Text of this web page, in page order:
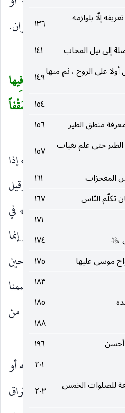
إلّا بلوازمه
١٣٦
إلى نيل المحاب
١٤١
أولا على الروح ، ثم منها١٤٩
١٥٤
منطق الطير
١٥٦
حتى علم بغياب
١٥٧
المعجزات
١٦١
تكلّم النّاس
١٦٧
١٧١
عليه‌السلام
١٧٤
موسى عليها
١٧٥
١٨٣
١٨٥
١٨٨
أحسن
١٩٦
٢٠١
للصلوات الخمس
٢٠٣
والشيء مخصوص بالحيوان.
أَنْ تَمِيدَ بِهِمْ وَجَعَلْنا فِيها
وَجَعَلْنَا السَّماءَ سَقْفاً
)(٣٢)
ثابتات من رسا الشيء إذا
أن تميل بهم وتضطرب ، وقيل
الإلباس.
وَجَعَلْنا فِيها ) في
سُبُلاً
مسالك واسعة وإنما
حالا فيدل على أنه حين
منها
فيدل ضمنا
مع ما يكون فيه من
) إلى مصالحهم.
عن الوقوع بقدرته أو
المعلوم بمشيئته ، أو استراق